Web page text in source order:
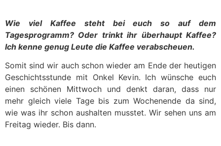
Wie viel Kaffee steht bei euch so auf dem
Tagesprogramm? Oder trinkt ihr überhaupt Kaffee?
Ich kenne genug Leute die Kaffee verabscheuen.
Somit sind wir auch schon wieder am Ende der heutigen
Geschichtsstunde mit Onkel Kevin. Ich wünsche euch
einen schönen Mittwoch und denkt daran, dass nur
mehr gleich viele Tage bis zum Wochenende da sind,
wie was ihr schon aushalten musstet. Wir sehen uns am
Freitag wieder. Bis dann.